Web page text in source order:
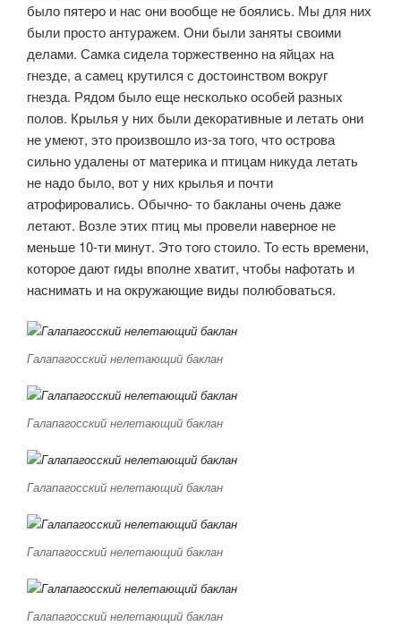
было пятеро и нас они вообще не боялись. Мы для них
были просто антуражем. Они были заняты своими
делами. Самка сидела торжественно на яйцах на
гнезде, а самец крутился с достоинством вокруг
гнезда. Рядом было еще несколько особей разных
полов. Крылья у них были декоративные и летать они
не умеют, это произвошло из-за того, что острова
сильно удалены от материка и птицам никуда летать
не надо было, вот у них крылья и почти
атрофировались. Обычно- то бакланы очень даже
летают. Возле этих птиц мы провели наверное не
меньше 10-ти минут. Это того стоило. То есть времени,
которое дают гиды вполне хватит, чтобы нафотать и
наснимать и на окружающие виды полюбоваться.
Галапагосский нелетающий баклан
Галапагосский нелетающий баклан
Галапагосский нелетающий баклан
Галапагосский нелетающий баклан
Галапагосский нелетающий баклан